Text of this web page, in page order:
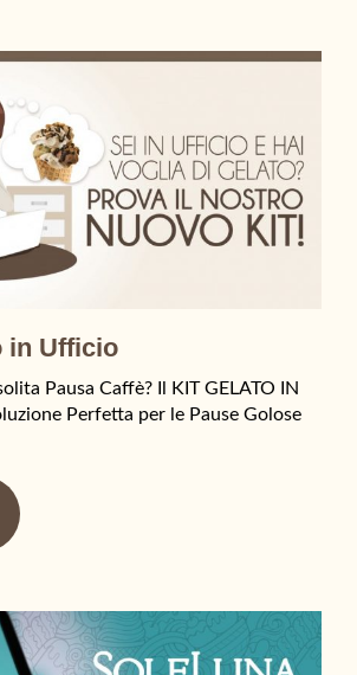
in Ufficio
Pausa Caffè? Il KIT GELATO IN
Perfetta per le Pause Golose